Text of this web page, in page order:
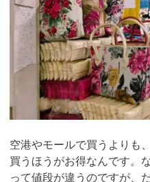
空港やモールで買うよりも
買うほうがお得なんです。
って値段が違うのですが、